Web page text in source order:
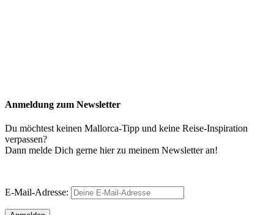
Anmeldung zum Newsletter
Du möchtest keinen Mallorca-Tipp und keine Reise-Inspiration
verpassen?
Dann melde Dich gerne hier zu meinem Newsletter an!
E-Mail-Adresse: